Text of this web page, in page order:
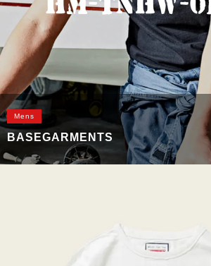
Mens
BASEGARMENTS